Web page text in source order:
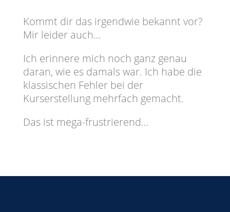
Kommt dir das irgendwie bekannt vor?
Mir leider auch…
Ich erinnere mich noch ganz genau
daran, wie es damals war. Ich habe die
klassischen Fehler bei der
Kurserstellung mehrfach gemacht.
Das ist mega-frustrierend…